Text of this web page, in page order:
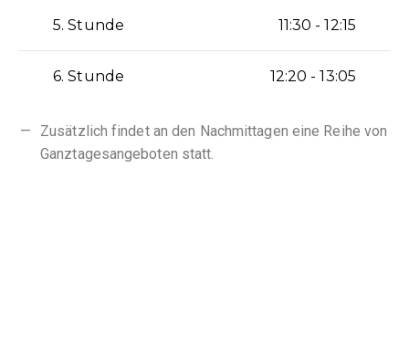
5. Stunde 11:30 - 12:15
6. Stunde 12:20 - 13:05
Zusätzlich findet an den Nachmittagen eine Reihe von
Ganztagesangeboten statt.